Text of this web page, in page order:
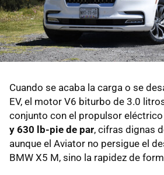
Cuando se acaba la carga o se
EV, el motor V6 biturbo de 3.0
conjunto con el propulsor eléctrico
y 630 lb-pie de par, cifras dignas
aunque el Aviator no persigue el
BMW X5 M, sino la rapidez de